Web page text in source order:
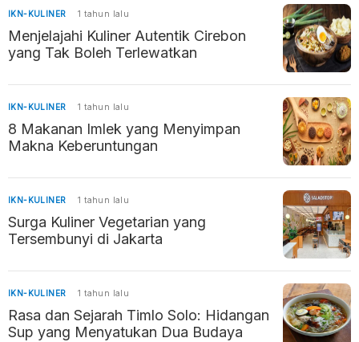
IKN-KULINER 1 tahun lalu
Menjelajahi Kuliner Autentik Cirebon
yang Tak Boleh Terlewatkan
IKN-KULINER 1 tahun lalu
8 Makanan Imlek yang Menyimpan
Makna Keberuntungan
IKN-KULINER 1 tahun lalu
Surga Kuliner Vegetarian yang
Tersembunyi di Jakarta
IKN-KULINER 1 tahun lalu
Rasa dan Sejarah Timlo Solo: Hidangan
Sup yang Menyatukan Dua Budaya